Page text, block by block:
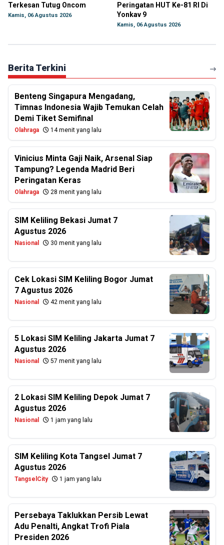
Terkesan Tutug Oncom
Kamis, 06 Agustus 2026
Peringatan HUT Ke-81 RI Di
Yonkav 9
Kamis, 06 Agustus 2026
Berita Terkini
Benteng Singapura Mengadang,
Timnas Indonesia Wajib Temukan Celah
Demi Tiket Semifinal
Olahraga 14 menit yang lalu
Vinicius Minta Gaji Naik, Arsenal Siap
Tampung? Legenda Madrid Beri
Peringatan Keras
Olahraga 28 menit yang lalu
SIM Keliling Bekasi Jumat 7
Agustus 2026
Nasional 30 menit yang lalu
Cek Lokasi SIM Keliling Bogor Jumat
7 Agustus 2026
Nasional 42 menit yang lalu
5 Lokasi SIM Keliling Jakarta Jumat 7
Agustus 2026
Nasional 57 menit yang lalu
2 Lokasi SIM Keliling Depok Jumat 7
Agustus 2026
Nasional 1 jam yang lalu
SIM Keliling Kota Tangsel Jumat 7
Agustus 2026
TangselCity 1 jam yang lalu
Persebaya Taklukkan Persib Lewat
Adu Penalti, Angkat Trofi Piala
Presiden 2026